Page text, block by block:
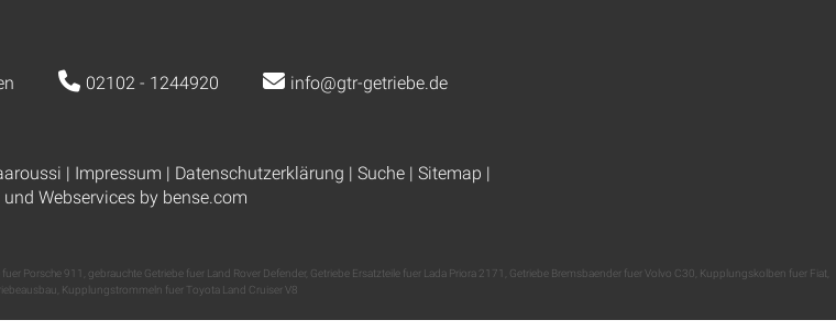
02102 - 1244920 info@gtr-getriebe.de
| Impressum | Datenschutzerklärung | Suche| Sitemap |
und Webservices by bense.com
Porsche 911 gebrauchte Getriebe fuer Land Rover Defender Getriebe Ersatzteile fuer Lada Priora 2171 Getriebe Bremsbaender fuer Volvo C30 Kupplungskolben fuer Fiat
Kupplungstrommeln fuer Toyota Land Cruiser V8